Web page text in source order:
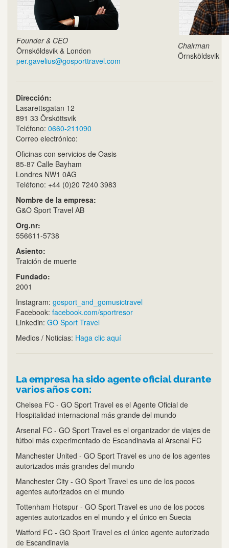
Founder & CEO
Örnsköldsvik & London
per.gavelius@gosporttravel.com
Chairman
Örnsköldsvik
Dirección:
Lasarettsgatan 12
891 33 Örsköttsvik
Teléfono: 0660-211090
Correo electrónico:
Oficinas con servicios de Oasis
85-87 Calle Bayham
Londres NW1 0AG
Teléfono: +44 (0)20 7240 3983
Nombre de la empresa:
G&O Sport Travel AB
Org.nr:
556611-5738
Asiento:
Traición de muerte
Fundado:
2001
Instagram: gosport_and_gomusictravel
Facebook: facebook.com/sportresor
Linkedin: GO Sport Travel
Medios / Noticias: Haga clic aquí
La empresa ha sido agente oficial durante
varios años con:
Chelsea FC - GO Sport Travel es el Agente Oficial de
Hospitalidad internacional más grande del mundo
Arsenal FC - GO Sport Travel es el organizador de viajes de
fútbol más experimentado de Escandinavia al Arsenal FC
Manchester United - GO Sport Travel es uno de los agentes
autorizados más grandes del mundo
Manchester City - GO Sport Travel es uno de los pocos
agentes autorizados en el mundo
Tottenham Hotspur - GO Sport Travel es uno de los pocos
agentes autorizados en el mundo y el único en Suecia
Watford FC - GO Sport Travel es el único agente autorizado
de Escandinavia